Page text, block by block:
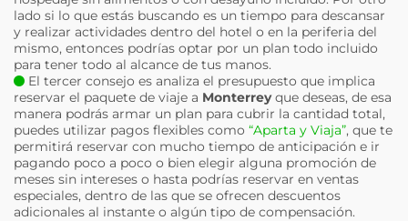
lado si lo que estás buscando es un tiempo para descansar
y realizar actividades dentro del hotel o en la periferia del
mismo, entonces podrías optar por un plan todo incluido
para tener todo al alcance de tus manos.
El tercer consejo es analiza el presupuesto que implica
reservar el paquete de viaje a Monterreyque deseas, de esa
manera podrás armar un plan para cubrir la cantidad total,
puedes utilizar pagos flexibles como “Aparta y Viaja”, que te
permitirá reservar con mucho tiempo de anticipación e ir
pagando poco a poco o bien elegir alguna promoción de
meses sin intereses o hasta podrías reservar en ventas
especiales, dentro de las que se ofrecen descuentos
adicionales al instante o algún tipo de compensación.